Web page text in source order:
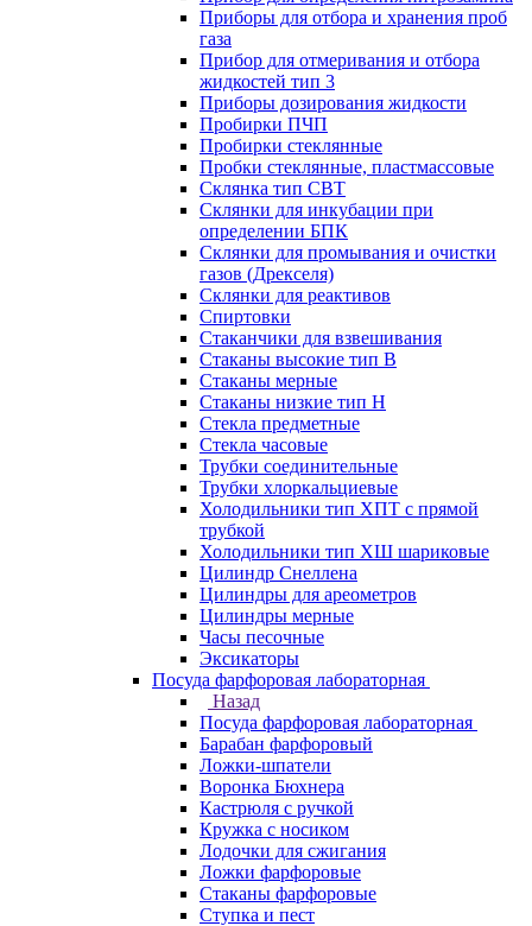
Приборы для отбора и хранения проб
газа
Прибор для отмеривания и отбора
жидкостей тип 3
Приборы дозирования жидкости
Пробирки ПЧП
Пробирки стеклянные
Пробки стеклянные, пластмассовые
Склянка тип СВТ
Склянки для инкубации при
определении БПК
Склянки для промывания и очистки
газов (Дрекселя)
Склянки для реактивов
Спиртовки
Стаканчики для взвешивания
Стаканы высокие тип В
Стаканы мерные
Стаканы низкие тип Н
Стекла предметные
Стекла часовые
Трубки соединительные
Трубки хлоркальциевые
Холодильники тип ХПТ с прямой
трубкой
Холодильники тип ХШ шариковые
Цилиндр Снеллена
Цилиндры для ареометров
Цилиндры мерные
Часы песочные
Эксикаторы
Посуда фарфоровая лабораторная
Назад
Посуда фарфоровая лабораторная
Барабан фарфоровый
Ложки-шпатели
Воронка Бюхнера
Кастрюля с ручкой
Кружка с носиком
Лодочки для сжигания
Ложки фарфоровые
Стаканы фарфоровые
Ступка и пест